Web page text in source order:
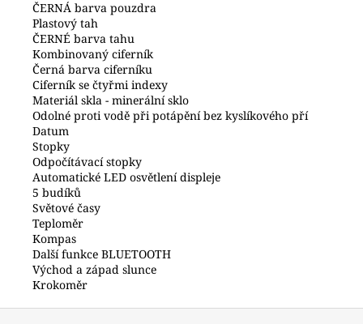
ČERNÁ barva pouzdra
Plastový tah
ČERNÉ barva tahu
Kombinovaný ciferník
Černá barva ciferníku
Ciferník se čtyřmi indexy
Materiál skla - minerální sklo
Odolné proti vodě při potápění bez kyslíkového pří
Datum
Stopky
Odpočítávací stopky
Automatické LED osvětlení displeje
5 budíků
Světové časy
Teploměr
Kompas
Další funkce BLUETOOTH
Východ a západ slunce
Krokoměr
PEWJK2003440
600
Kč